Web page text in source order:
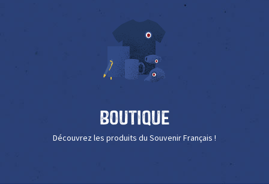
Boutique
Découvrez les produits du Souvenir Français !